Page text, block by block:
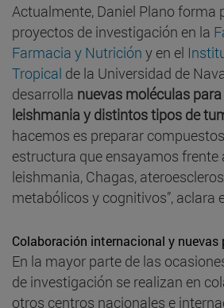
Actualmente, Daniel Plano forma
proyectos de investigación en la
Farmacia y Nutrición y en el
Tropical de la Universidad de
desarrolla nuevas moléculas
leishmania y distintos tipos de
hacemos es preparar
estructura que ensayamos frente
leishmania, Chagas,
metabólicos y cognitivos”, aclara
Colaboración internacional y nuevas
En la mayor parte de las
de investigación se realizan en
otros centros nacionales e